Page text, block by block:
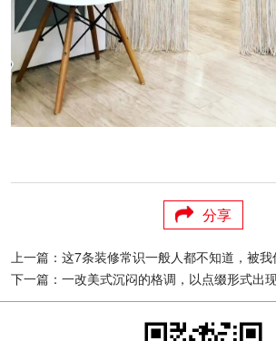
分享
上一篇：这7条装修常识一般人都不知道，被我